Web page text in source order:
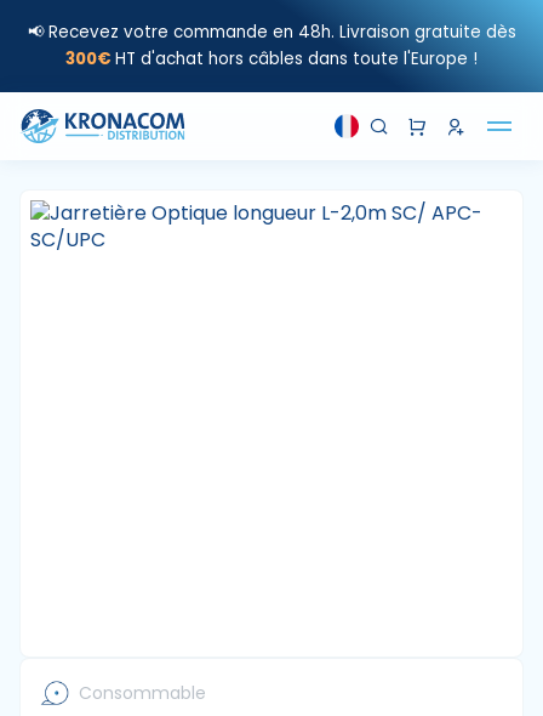
📢 Recevez votre commande en 48h. Livraison gratuite dès
300€ HT d'achat hors câbles dans toute l'Europe !
Consommable